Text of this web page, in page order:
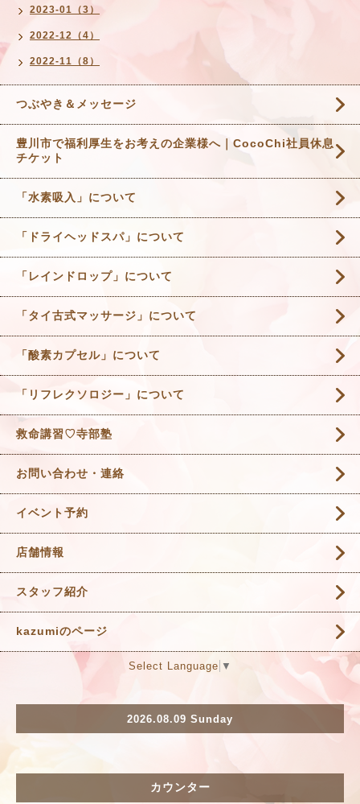
2023-01（3）
2022-12（4）
2022-11（8）
つぶやき＆メッセージ
豊川市で福利厚生をお考えの企業様へ｜CocoChi社員休息
チケット
「水素吸入」について
「ドライヘッドスパ」について
「レインドロップ」について
「タイ古式マッサージ」について
「酸素カプセル」について
「リフレクソロジー」について
救命講習♡寺部塾
お問い合わせ・連絡
イベント予約
店舗情報
スタッフ紹介
kazumiのページ
Select Language ▼
2026.08.09 Sunday
カウンター